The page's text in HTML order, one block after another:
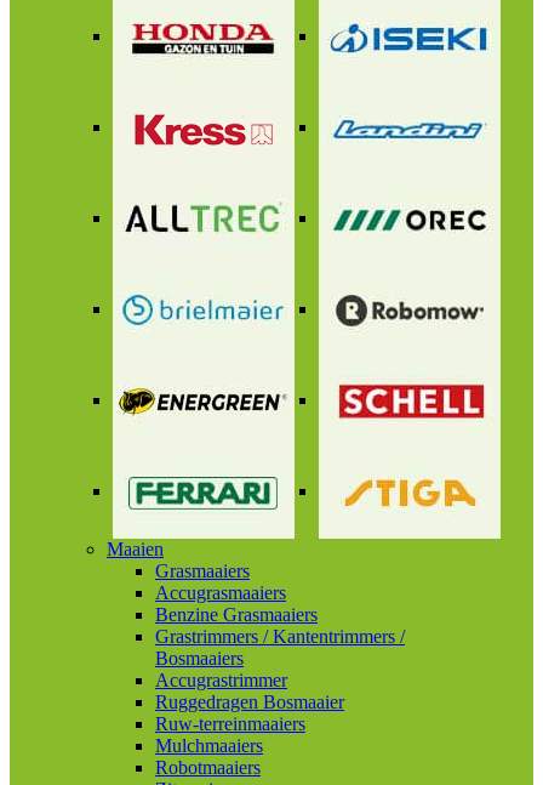
Maaien
Grasmaaiers
Accugrasmaaiers
Benzine Grasmaaiers
Grastrimmers / Kantentrimmers /
Bosmaaiers
Accugrastrimmer
Ruggedragen Bosmaaier
Ruw-terreinmaaiers
Mulchmaaiers
Robotmaaiers